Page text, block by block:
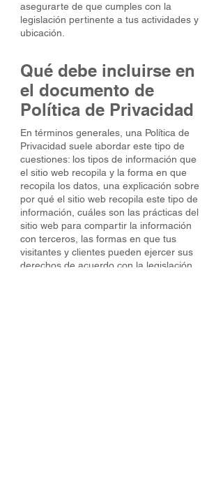
asegurarte de que cumples con la
legislación pertinente a tus actividades y
ubicación.
Qué debe incluirse en
el documento de
Política de Privacidad
En términos generales, una Política de
Privacidad suele abordar este tipo de
cuestiones: los tipos de información que
el sitio web recopila y la forma en que
recopila los datos, una explicación sobre
por qué el sitio web recopila este tipo de
información, cuáles son las prácticas del
sitio web para compartir la información
con terceros, las formas en que tus
visitantes y clientes pueden ejercer sus
derechos de acuerdo con la legislación